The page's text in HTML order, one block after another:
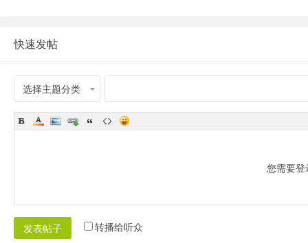
快速发帖
选择主题分类
您需要
发表帖子 转播给听众